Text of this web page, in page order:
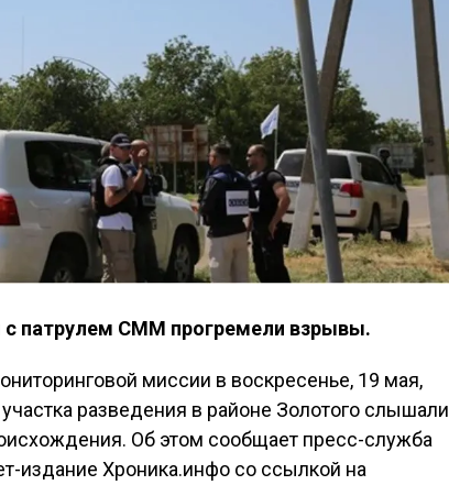
с патрулем СММ прогремели взрывы.
миссии в воскресенье, 19 мая,
разведения в районе Золотого слышали
Об этом сообщает пресс-служба
издание Хроника.инфо со ссылкой на